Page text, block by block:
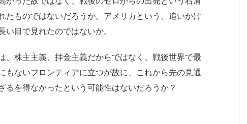
たものではないだろうか。アメリカという、追いかけ
目で見れたのではないか。
、株主主義、拝金主義だからではなく、戦後世界で最
もないフロンティアに立つが故に、これから先の見通
るを得なかったという可能性はないだろうか？